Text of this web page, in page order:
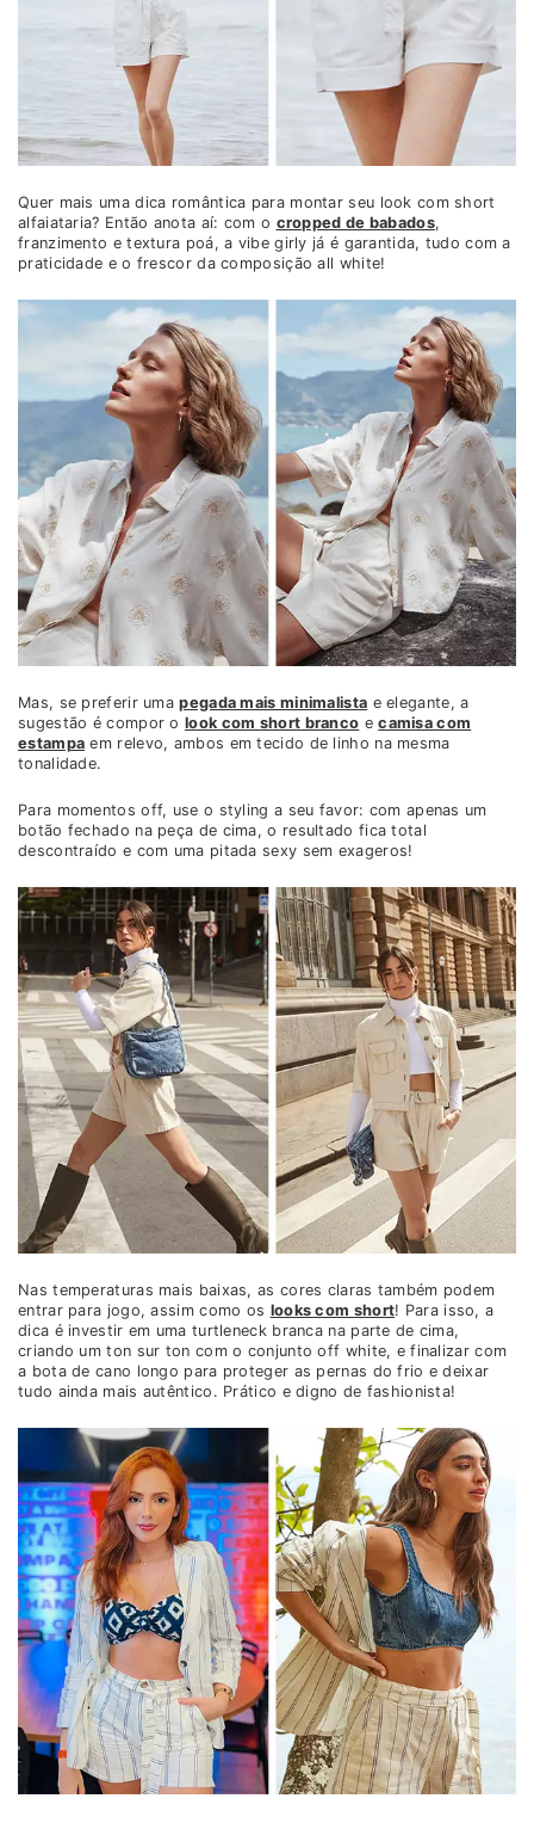
Quer mais uma dica romântica para montar seu look com short
alfaiataria? Então anota aí: com o cropped de babados,
franzimento e textura poá, a vibe girly já é garantida, tudo com a
praticidade e o frescor da composição all white!
Mas, se preferir umapegada mais minimalista e elegante, a
sugestão é compor olook com short branco ecamisa com
estampa em relevo, ambos em tecido de linho na mesma
tonalidade.
Para momentos off, use o styling a seu favor: com apenas um
botão fechado na peça de cima, o resultado fica total
descontraído e com uma pitada sexy sem exageros!
Nas temperaturas mais baixas, as cores claras também podem
entrar para jogo, assim como os looks com short! Para isso, a
dica é investir em uma turtleneck branca na parte de cima,
criando um ton sur ton com o conjunto off white, e finalizar com
a bota de cano longo para proteger as pernas do frio e deixar
tudo ainda mais autêntico. Prático e digno de fashionista!